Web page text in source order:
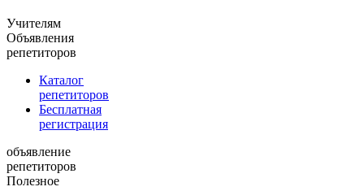
Учителям
Объявления
репетиторов
Каталог
репетиторов
Бесплатная
регистрация
объявление
репетиторов
Полезное